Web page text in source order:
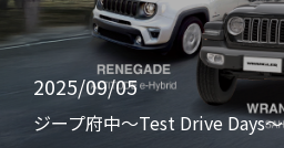
2025/09/05
ジープ府中〜Test Drive Days〜